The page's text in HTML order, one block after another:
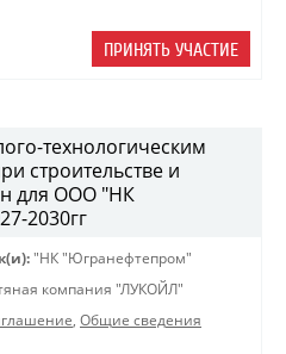
ПРИНЯТЬ УЧАСТИЕ
технологическим
строительстве и
для ООО "НК
2030гг
"НК "Югранефтепром"
компания "ЛУКОЙЛ"
, Общие сведения